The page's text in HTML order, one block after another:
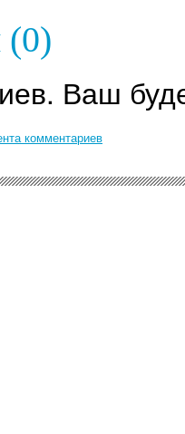
(0)
Ваш
комментариев